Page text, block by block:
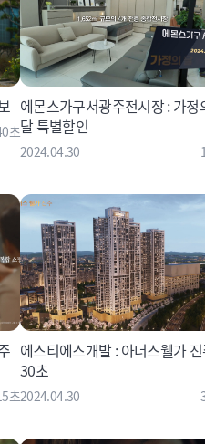
초
에몬스가구서광주전시장 : 가정
달 특별할인
2024.04.30
초
에스티에스개발 : 아너스웰가
30초
2024.04.30